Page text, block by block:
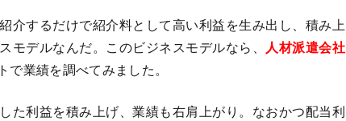
介するだけで紹介料として高い利益を生み出し、積み上
デルなんだ。このビジネスモデルなら、
人材派遣会社
で業績を調べてみました。
た利益を積み上げ、業績も右肩上がり。なおかつ配当利